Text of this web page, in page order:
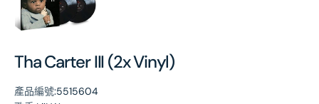
Tha Carter III (2x Vinyl)
產品編號:5515604